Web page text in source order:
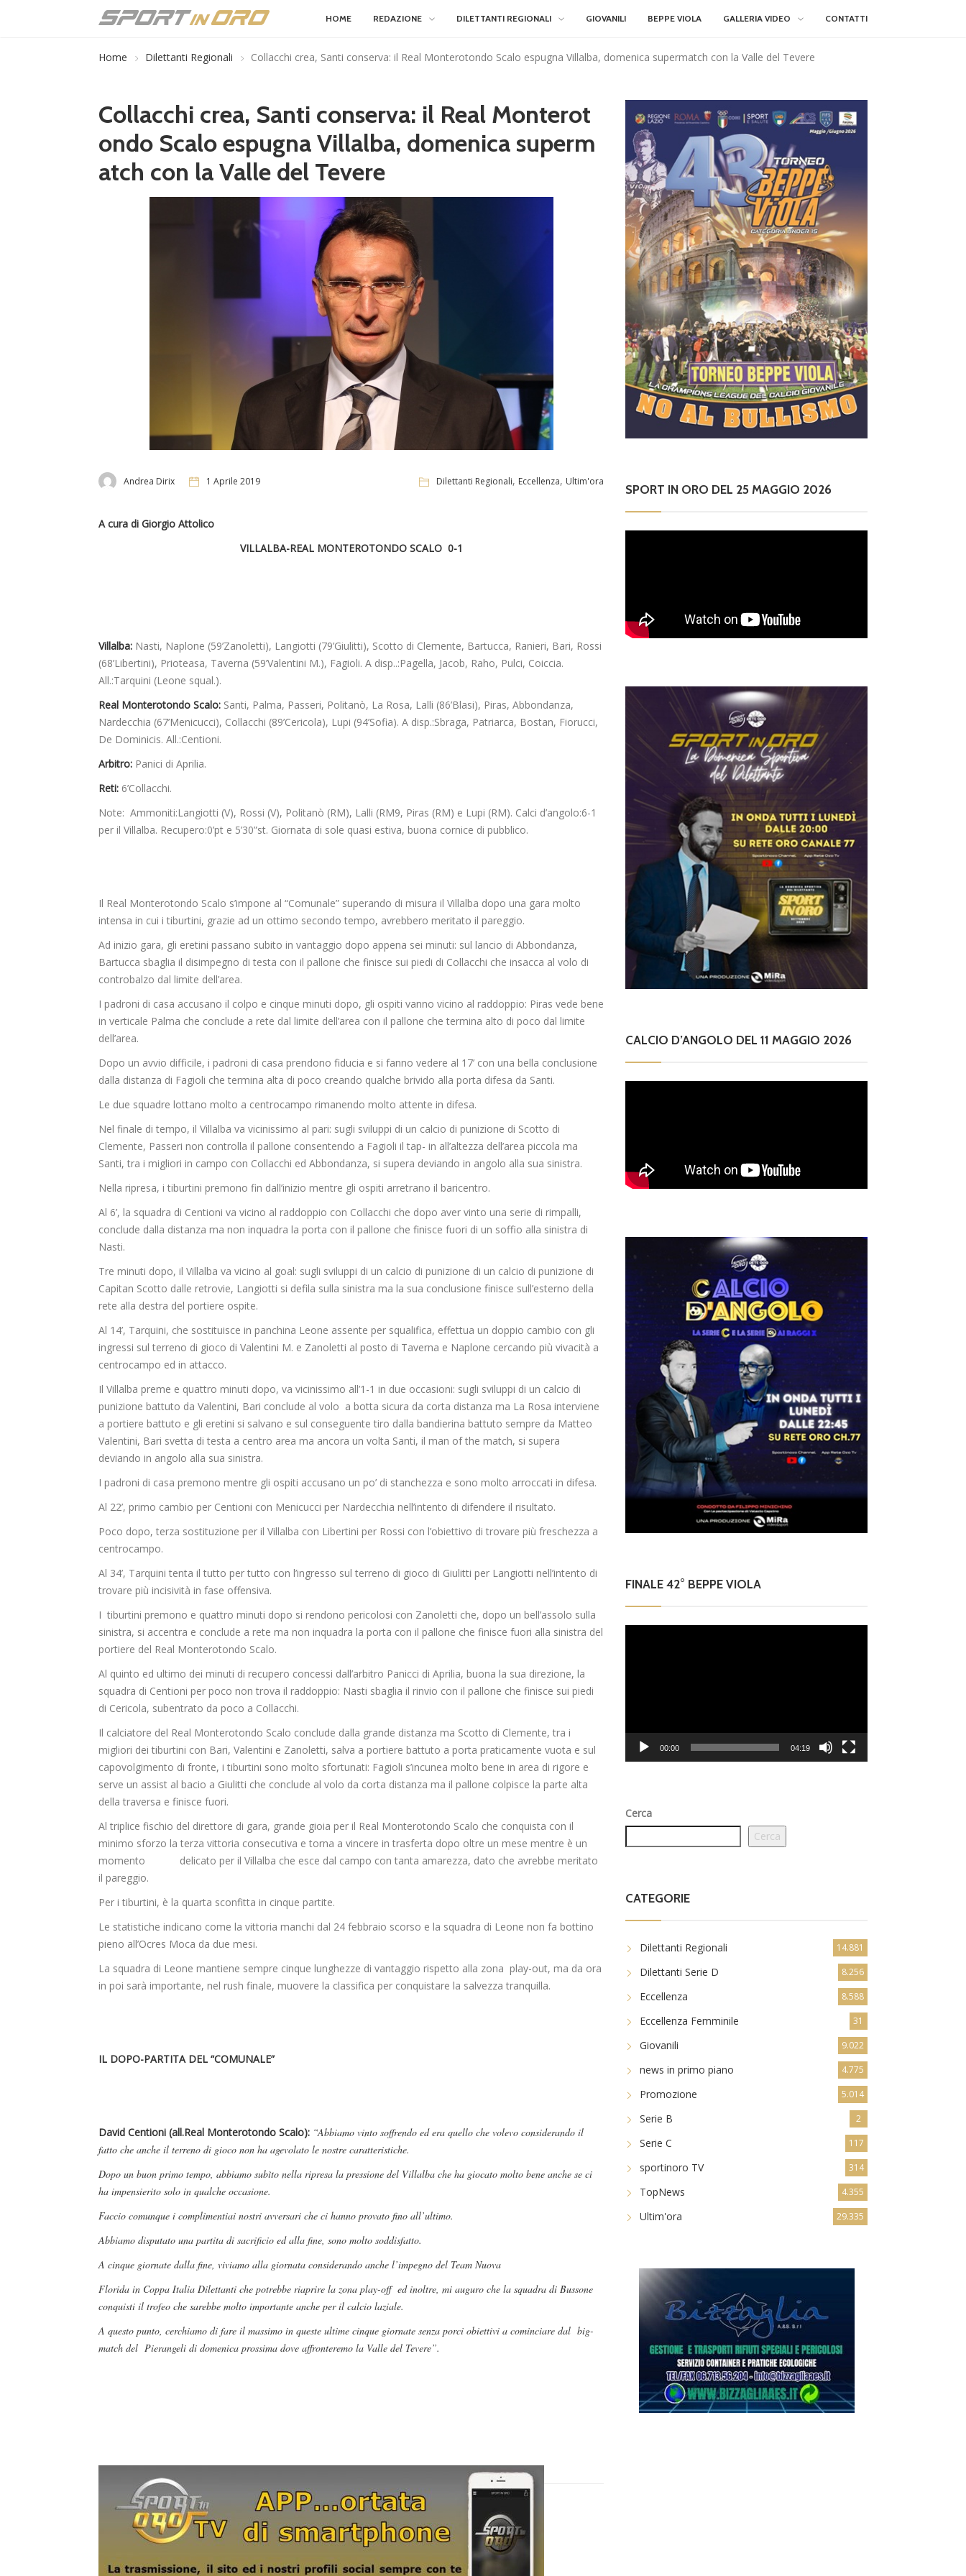
HOME REDAZIONE DILETTANTI REGIONALI GIOVANILI BEPPE VIOLA GALLERIA VIDEO CONTATTI
Home Dilettanti Regionali Collacchi crea, Santi conserva: il Real Monterotondo Scalo espugna Villalba, domenica supermatch con la Valle del Tevere
Collacchi crea, Santi conserva: il Real Monterot
ondo Scalo espugna Villalba, domenica superm
atch con la Valle del Tevere
Andrea Dirix 1 Aprile 2019 Dilettanti Regionali, Eccellenza, Ultim'ora
A cura di Giorgio Attolico
VILLALBA-REAL MONTEROTONDO SCALO 0-1
Villalba: Nasti, Naplone (59’Zanoletti), Langiotti (79’Giulitti), Scotto di Clemente, Bartucca, Ranieri, Bari, Rossi
(68’Libertini), Prioteasa, Taverna (59’Valentini M.), Fagioli. A disp..:Pagella, Jacob, Raho, Pulci, Coiccia.
All.:Tarquini (Leone squal.).
Real Monterotondo Scalo: Santi, Palma, Passeri, Politanò, La Rosa, Lalli (86’Blasi), Piras, Abbondanza,
Nardecchia (67’Menicucci), Collacchi (89’Cericola), Lupi (94’Sofia). A disp.:Sbraga, Patriarca, Bostan, Fiorucci,
De Dominicis. All.:Centioni.
Arbitro: Panici di Aprilia.
Reti: 6’Collacchi.
Note: Ammoniti:Langiotti (V), Rossi (V), Politanò (RM), Lalli (RM9, Piras (RM) e Lupi (RM). Calci d’angolo:6-1
per il Villalba. Recupero:0’pt e 5’30”st. Giornata di sole quasi estiva, buona cornice di pubblico.
Il Real Monterotondo Scalo s’impone al “Comunale” superando di misura il Villalba dopo una gara molto
intensa in cui i tiburtini, grazie ad un ottimo secondo tempo, avrebbero meritato il pareggio.
Ad inizio gara, gli eretini passano subito in vantaggio dopo appena sei minuti: sul lancio di Abbondanza,
Bartucca sbaglia il disimpegno di testa con il pallone che finisce sui piedi di Collacchi che insacca al volo di
controbalzo dal limite dell’area.
I padroni di casa accusano il colpo e cinque minuti dopo, gli ospiti vanno vicino al raddoppio: Piras vede bene
in verticale Palma che conclude a rete dal limite dell’area con il pallone che termina alto di poco dal limite
dell’area.
Dopo un avvio difficile, i padroni di casa prendono fiducia e si fanno vedere al 17’ con una bella conclusione
dalla distanza di Fagioli che termina alta di poco creando qualche brivido alla porta difesa da Santi.
Le due squadre lottano molto a centrocampo rimanendo molto attente in difesa.
Nel finale di tempo, il Villalba va vicinissimo al pari: sugli sviluppi di un calcio di punizione di Scotto di
Clemente, Passeri non controlla il pallone consentendo a Fagioli il tap- in all’altezza dell’area piccola ma
Santi, tra i migliori in campo con Collacchi ed Abbondanza, si supera deviando in angolo alla sua sinistra.
Nella ripresa, i tiburtini premono fin dall’inizio mentre gli ospiti arretrano il baricentro.
Al 6’, la squadra di Centioni va vicino al raddoppio con Collacchi che dopo aver vinto una serie di rimpalli,
conclude dalla distanza ma non inquadra la porta con il pallone che finisce fuori di un soffio alla sinistra di
Nasti.
Tre minuti dopo, il Villalba va vicino al goal: sugli sviluppi di un calcio di punizione di un calcio di punizione di
Capitan Scotto dalle retrovie, Langiotti si defila sulla sinistra ma la sua conclusione finisce sull’esterno della
rete alla destra del portiere ospite.
Al 14’, Tarquini, che sostituisce in panchina Leone assente per squalifica, effettua un doppio cambio con gli
ingressi sul terreno di gioco di Valentini M. e Zanoletti al posto di Taverna e Naplone cercando più vivacità a
centrocampo ed in attacco.
Il Villalba preme e quattro minuti dopo, va vicinissimo all’1-1 in due occasioni: sugli sviluppi di un calcio di
punizione battuto da Valentini, Bari conclude al volo a botta sicura da corta distanza ma La Rosa interviene
a portiere battuto e gli eretini si salvano e sul conseguente tiro dalla bandierina battuto sempre da Matteo
Valentini, Bari svetta di testa a centro area ma ancora un volta Santi, il man of the match, si supera
deviando in angolo alla sua sinistra.
I padroni di casa premono mentre gli ospiti accusano un po’ di stanchezza e sono molto arroccati in difesa.
Al 22’, primo cambio per Centioni con Menicucci per Nardecchia nell’intento di difendere il risultato.
Poco dopo, terza sostituzione per il Villalba con Libertini per Rossi con l’obiettivo di trovare più freschezza a
centrocampo.
Al 34’, Tarquini tenta il tutto per tutto con l’ingresso sul terreno di gioco di Giulitti per Langiotti nell’intento di
trovare più incisività in fase offensiva.
I tiburtini premono e quattro minuti dopo si rendono pericolosi con Zanoletti che, dopo un bell’assolo sulla
sinistra, si accentra e conclude a rete ma non inquadra la porta con il pallone che finisce fuori alla sinistra del
portiere del Real Monterotondo Scalo.
Al quinto ed ultimo dei minuti di recupero concessi dall’arbitro Panicci di Aprilia, buona la sua direzione, la
squadra di Centioni per poco non trova il raddoppio: Nasti sbaglia il rinvio con il pallone che finisce sui piedi
di Cericola, subentrato da poco a Collacchi.
Il calciatore del Real Monterotondo Scalo conclude dalla grande distanza ma Scotto di Clemente, tra i
migliori dei tiburtini con Bari, Valentini e Zanoletti, salva a portiere battuto a porta praticamente vuota e sul
capovolgimento di fronte, i tiburtini sono molto sfortunati: Fagioli s’incunea molto bene in area di rigore e
serve un assist al bacio a Giulitti che conclude al volo da corta distanza ma il pallone colpisce la parte alta
della traversa e finisce fuori.
Al triplice fischio del direttore di gara, grande gioia per il Real Monterotondo Scalo che conquista con il
minimo sforzo la terza vittoria consecutiva e torna a vincere in trasferta dopo oltre un mese mentre è un
momento delicato per il Villalba che esce dal campo con tanta amarezza, dato che avrebbe meritato
il pareggio.
Per i tiburtini, è la quarta sconfitta in cinque partite.
Le statistiche indicano come la vittoria manchi dal 24 febbraio scorso e la squadra di Leone non fa bottino
pieno all’Ocres Moca da due mesi.
La squadra di Leone mantiene sempre cinque lunghezze di vantaggio rispetto alla zona play-out, ma da ora
in poi sarà importante, nel rush finale, muovere la classifica per conquistare la salvezza tranquilla.
IL DOPO-PARTITA DEL “COMUNALE”
David Centioni (all.Real Monterotondo Scalo): “Abbiamo vinto soffrendo ed era quello che volevo considerando il
fatto che anche il terreno di gioco non ha agevolato le nostre caratteristiche.
Dopo un buon primo tempo, abbiamo subìto nella ripresa la pressione del Villalba che ha giocato molto bene anche se ci
ha impensierito solo in qualche occasione.
Faccio comunque i complimentiai nostri avversari che ci hanno provato fino all’ultimo.
Abbiamo disputato una partita di sacrificio ed alla fine, sono molto soddisfatto.
A cinque giornate dalla fine, viviamo alla giornata considerando anche l’impegno del Team Nuova
Florida in Coppa Italia Dilettanti che potrebbe riaprire la zona play-off ed inoltre, mi auguro che la squadra di Bussone
conquisti il trofeo che sarebbe molto importante anche per il calcio laziale.
A questo punto, cerchiamo di fare il massimo in queste ultime cinque giornate senza porci obiettivi a cominciare dal big-
match del Pierangeli di domenica prossima dove affronteremo la Valle del Tevere”.
SPORT IN ORO DEL 25 MAGGIO 2026
CALCIO D’ANGOLO DEL 11 MAGGIO 2026
FINALE 42° BEPPE VIOLA
00:00 04:19
Cerca
Cerca
CATEGORIE
Dilettanti Regionali 14.881
Dilettanti Serie D 8.256
Eccellenza 8.588
Eccellenza Femminile 31
Giovanili 9.022
news in primo piano 4.775
Promozione 5.014
Serie B 2
Serie C 117
sportinoro TV 314
TopNews 4.355
Ultim'ora 29.335